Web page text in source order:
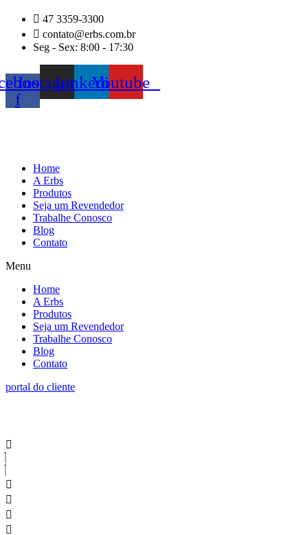
conteúdo
47 3359-3300
contato@erbs.com.br
Seg - Sex: 8:00 - 17:30
f
InstagramLinkedinYoutube
Home
A Erbs
Produtos
Seja um Revendedor
Trabalhe Conosco
Blog
Contato
Menu
Home
A Erbs
Produtos
Seja um Revendedor
Trabalhe Conosco
Blog
Contato
portal do cliente